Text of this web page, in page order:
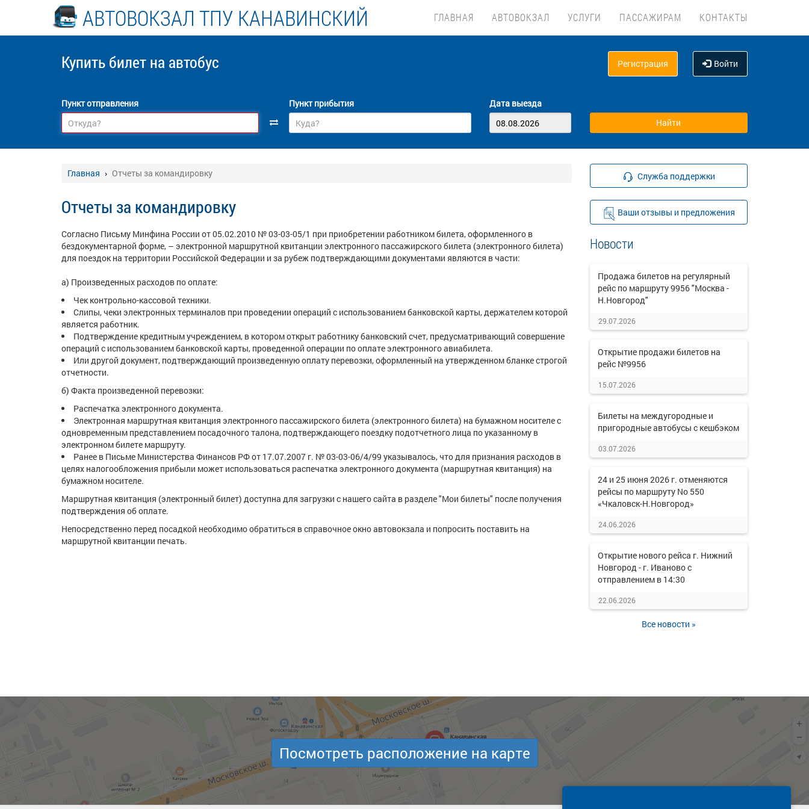
АВТОВОКЗАЛ ТПУ КАНАВИНСКИЙ ГЛАВНАЯ АВТОВОКЗАЛ УСЛУГИ ПАССАЖИРАМ КОНТАКТЫ
Купить билет на автобус Регистрация Войти
Пункт отправления Пункт прибытия Дата выезда
Главная Отчеты за командировку
Отчеты за командировку
Согласно Письму Минфина России от 05.02.2010 № 03-03-05/1 при приобретении работником билета, оформленного в
бездокументарной форме, – электронной маршрутной квитанции электронного пассажирского билета (электронного билета)
для поездок на территории Российской Федерации и за рубеж подтверждающими документами являются в части:
а) Произведенных расходов по оплате:
Чек контрольно-кассовой техники.
Слипы, чеки электронных терминалов при проведении операций с использованием банковской карты, держателем которой
является работник.
Подтверждение кредитным учреждением, в котором открыт работнику банковский счет, предусматривающий совершение
операций с использованием банковской карты, проведенной операции по оплате электронного авиабилета.
Или другой документ, подтверждающий произведенную оплату перевозки, оформленный на утвержденном бланке строгой
отчетности.
б) Факта произведенной перевозки:
Распечатка электронного документа.
Электронная маршрутная квитанция электронного пассажирского билета (электронного билета) на бумажном носителе с
одновременным представлением посадочного талона, подтверждающего поездку подотчетного лица по указанному в
электронном билете маршруту.
Ранее в Письме Министерства Финансов РФ от 17.07.2007 г. № 03-03-06/4/99 указывалось, что для признания расходов в
целях налогообложения прибыли может использоваться распечатка электронного документа (маршрутная квитанция) на
бумажном носителе.
Маршрутная квитанция (электронный билет) доступна для загрузки с нашего сайта в разделе "Мои билеты" после получения
подтверждения об оплате.
Непосредственно перед посадкой необходимо обратиться в справочное окно автовокзала и попросить поставить на
маршрутной квитанции печать.
Служба поддержки
Ваши отзывы и предложения
Новости
Продажа билетов на регулярный
рейс по маршруту 9956 "Москва -
Н.Новгород"
29.07.2026
Открытие продажи билетов на
рейс №9956
15.07.2026
Билеты на междугородные и
пригородные автобусы с кешбэком
03.07.2026
24 и 25 июня 2026 г. отменяются
рейсы по маршруту No 550
«Чкаловск-Н.Новгород»
24.06.2026
Открытие нового рейса г. Нижний
Новгород - г. Иваново с
отправлением в 14:30
22.06.2026
Все новости »
Посмотреть расположение на карте